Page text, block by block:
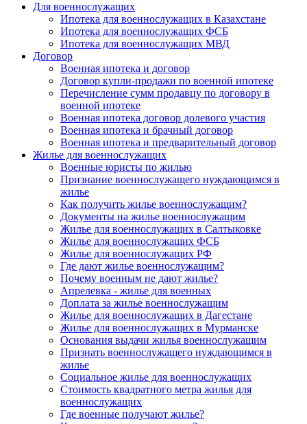
Для военнослужащих
Ипотека для военнослужащих в Казахстане
Ипотека для военнослужащих ФСБ
Ипотека для военнослужащих МВД
Договор
Военная ипотека и договор
Договор купли-продажи по военной ипотеке
Перечисление сумм продавцу по договору в
военной ипотеке
Военная ипотека договор долевого участия
Военная ипотека и брачный договор
Военная ипотека и предварительный договор
Жилье для военнослужащих
Военные юристы по жилью
Признание военнослужащего нуждающимся в
жилье
Как получить жилье военнослужащим?
Документы на жилье военнослужащим
Жилье для военнослужащих в Салтыковке
Жилье для военнослужащих ФСБ
Жилье для военнослужащих РФ
Где дают жилье военнослужащим?
Почему военным не дают жилье?
Апрелевка - жилье для военных
Доплата за жилье военнослужащим
Жилье для военнослужащих в Дагестане
Жилье для военнослужащих в Мурманске
Основания выдачи жилья военнослужащим
Признать военнослужащего нуждающимся в
жилье
Социальное жилье для военнослужащих
Стоимость квадратного метра жилья для
военнослужащих
Где военные получают жилье?